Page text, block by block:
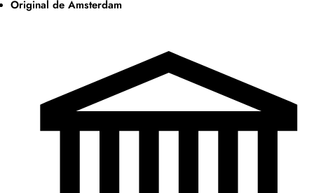
Original de Ámsterdam